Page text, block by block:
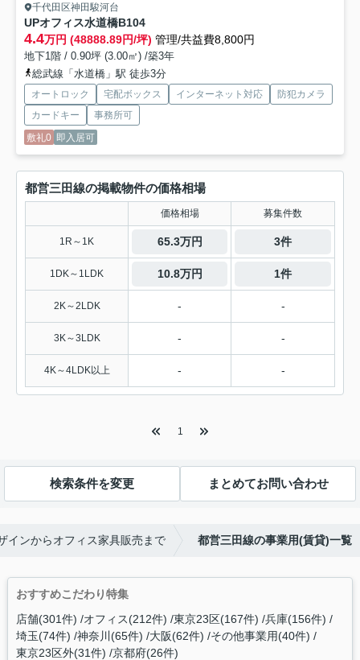
千代田区神田駿河台
UPオフィス水道橋B104
4.4万円 (48888.89円/坪) 管理/共益費8,800円
地下1階 / 0.90坪 (3.00㎡) /築3年
総武線「水道橋」駅 徒歩3分
オートロック 宅配ボックス インターネット対応
防犯カメラ
カードキー
事務所可
敷礼0 即入居可
都営三田線の掲載物件の価格相場
価格相場 募集件数
1R～1K 65.3万円 3件
1DK～1LDK 10.8万円 1件
2K～2LDK - -
3K～3LDK - -
4K～4LDK以上 - -
1
検索条件を変更 まとめてお問い合わせ
インからオフィス家具販売まで 都営三田線の事業用(賃貸)一覧
おすすめこだわり特集
店舗(301件) オフィス(212件) 東京23区(167件) 兵庫(156件)
埼玉(74件) 神奈川(65件) 大阪(62件) その他事業用(40件)
東京23区外(31件) 京都府(26件)